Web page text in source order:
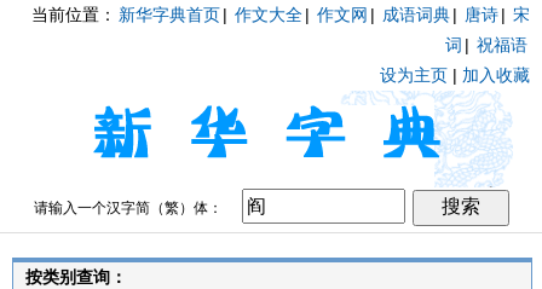
当前位置： 新华字典首页| 作文大全| 作文网 | 成语词典| 唐诗| 宋
词 | 祝福语
设为主页 | 加入收藏
请输入一个汉字简（繁）体：
按类别查询：